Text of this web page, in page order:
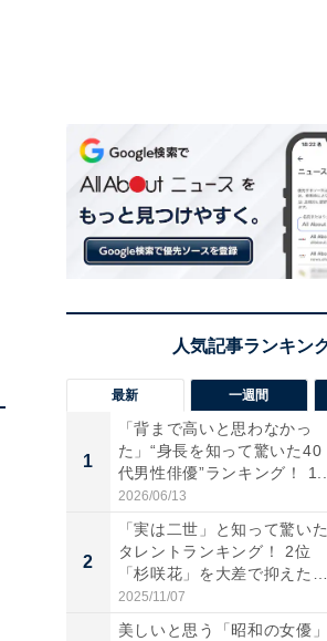
最新 一週間
1
「背まで高いと思わなかっ
た」“身長を知って驚いた40
代男性俳優”ランキング！ 1...
2026/06/13
2
「実は二世」と知って驚いた
タレントランキング！ 2位
「杉咲花」を大差で抑えた1
位...
2025/11/07
美しいと思う「昭和の女優」